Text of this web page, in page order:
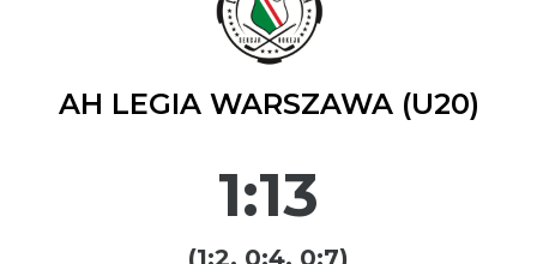
AH LEGIA WARSZAWA (U20)
1:13
(1:2, 0:4, 0:7)